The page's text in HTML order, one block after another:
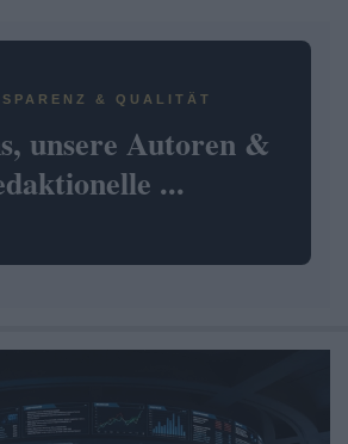
& QUALITÄT
unsere Autoren &
...